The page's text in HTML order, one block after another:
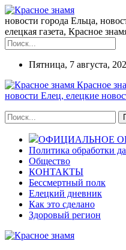
новости города Ельца,
елецкая газета, Красное
Пятница, 7 августа,
Красное
новости Елец, елецкие
ОФИЦИАЛЬНОЕ
Политика обработки
Общество
КОНТАКТЫ
Бессмертный полк
Елецкий дневник
Как это сделано
Здоровый регион